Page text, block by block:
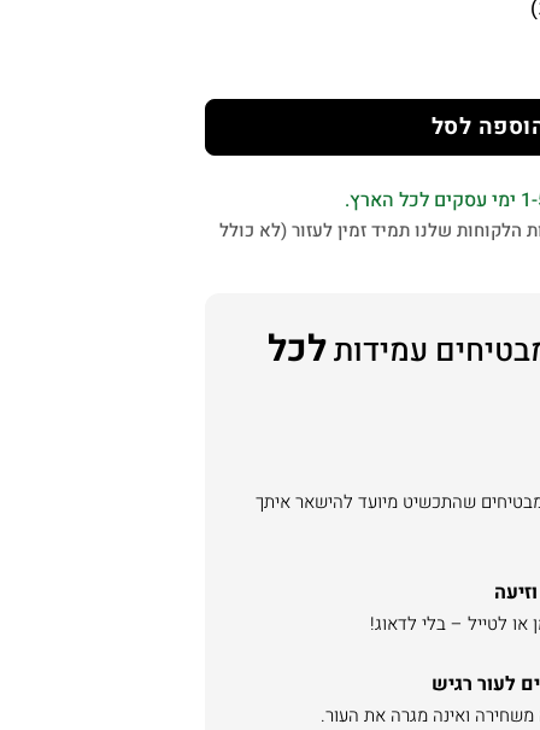
לסל
הלקוחות שלנו תמיד זמין לעזור (לא כולל
עמידותלכל
שהתכשיט מיועד להישאר איתך
לטייל – בלי לדאוג!
לעור רגיש